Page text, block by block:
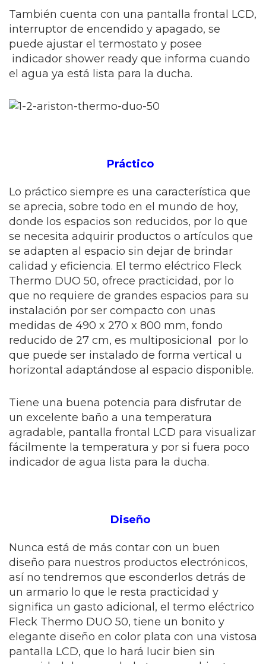
También cuenta con una pantalla frontal LCD,
interruptor de encendido y apagado, se
puede ajustar el termostato y posee
indicador shower ready que informa cuando
el agua ya está lista para la ducha.
Práctico
Lo práctico siempre es una característica que
se aprecia, sobre todo en el mundo de hoy,
donde los espacios son reducidos, por lo que
se necesita adquirir productos o artículos que
se adapten al espacio sin dejar de brindar
calidad y eficiencia. El termo eléctrico Fleck
Thermo DUO 50, ofrece practicidad, por lo
que no requiere de grandes espacios para su
instalación por ser compacto con unas
medidas de 490 x 270 x 800 mm, fondo
reducido de 27 cm, es multiposicional por lo
que puede ser instalado de forma vertical u
horizontal adaptándose al espacio disponible.
Tiene una buena potencia para disfrutar de
un excelente baño a una temperatura
agradable, pantalla frontal LCD para visualizar
fácilmente la temperatura y por si fuera poco
indicador de agua lista para la ducha.
Diseño
Nunca está de más contar con un buen
diseño para nuestros productos electrónicos,
así no tendremos que esconderlos detrás de
un armario lo que le resta practicidad y
significa un gasto adicional, el termo eléctrico
Fleck Thermo DUO 50, tiene un bonito y
elegante diseño en color plata con una vistosa
pantalla LCD, que lo hará lucir bien sin